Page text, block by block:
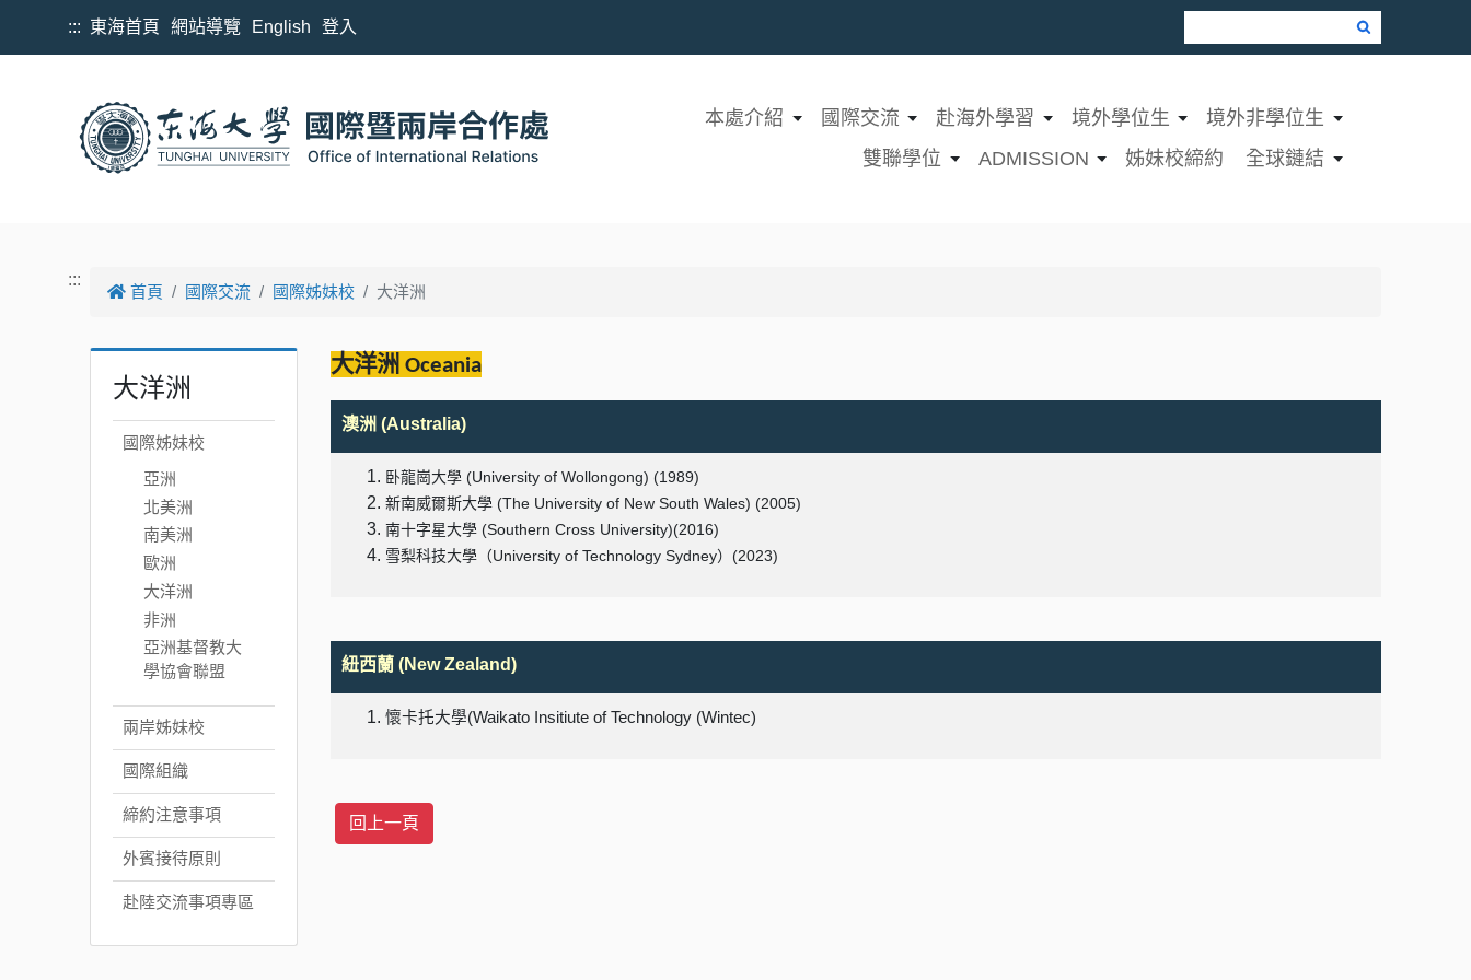
::: 東海首頁 網站導覽 English 登入
本處介紹 國際交流 赴海外學習 境外學位生
境外非學位生
雙聯學位
ADMISSION 姊妹校締約 全球鏈結
:::
首頁 國際交流 國際姊妹校 大洋洲
大洋洲
國際姊妹校
亞洲
北美洲
南美洲
歐洲
大洋洲
非洲
亞洲基督教大
學協會聯盟
兩岸姊妹校
國際組織
締約注意事項
外賓接待原則
赴陸交流事項專區
大洋洲 Oceania
澳洲 (Australia)
卧龍崗大學 (University of Wollongong) (1989)
新南威爾斯大學 (The University of New South Wales) (2005)
南十字星大學 (Southern Cross University)(2016)
雪梨科技大學（University of Technology Sydney）(2023)
紐西蘭 (New Zealand)
懷卡托大學(Waikato Insitiute of Technology (Wintec)